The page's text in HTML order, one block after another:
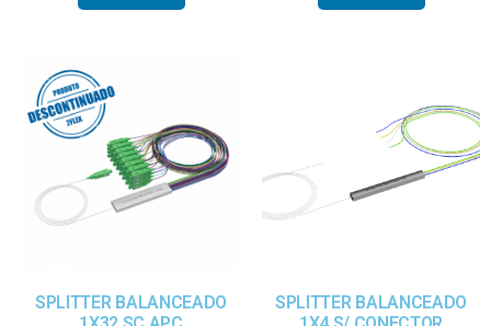
SPLITTER BALANCEADO
SPLITTER BALANCEADO